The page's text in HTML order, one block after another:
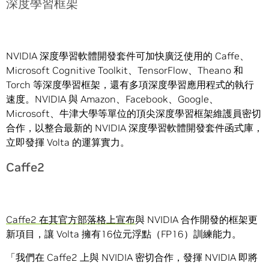
深度學習框架
NVIDIA 深度學習軟體開發套件可加快廣泛使用的 Caffe、
Microsoft Cognitive Toolkit、TensorFlow、Theano 和
Torch 等深度學習框架，還有多項深度學習應用程式的執行
速度。NVIDIA 與 Amazon、Facebook、Google、
Microsoft、牛津大學等單位的頂尖深度學習框架維護員密切
合作，以整合最新的 NVIDIA 深度學習軟體開發套件函式庫，
立即發揮 Volta 的運算實力。
Caffe2
Caffe2 在其官方部落格上宣布與 NVIDIA 合作開發的框架更
新項目，讓 Volta 擁有16位元浮點（FP16）訓練能力。
「我們在 Caffe2 上與 NVIDIA 密切合作，發揮 NVIDIA 即將